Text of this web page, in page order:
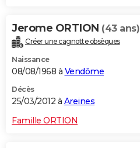
Jerome ORTION (43 ans)
Créer une cagnotte obsèques
Naissance
08/08/1968 à Vendôme
Décès
25/03/2012 à Areines
Famille ORTION